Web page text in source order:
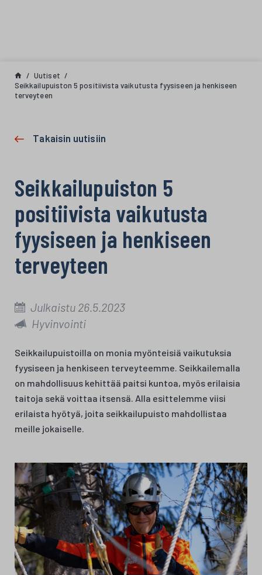
Uutiset
Seikkailupuiston 5 positiivista vaikutusta fyysiseen ja henkiseen
terveyteen
Takaisin uutisiin
Seikkailupuiston 5
positiivista vaikutusta
fyysiseen ja henkiseen
terveyteen
Julkaistu 26.5.2023
Hyvinvointi
Seikkailupuistoilla on monia myönteisiä vaikutuksia
fyysiseen ja henkiseen terveyteemme. Seikkailemalla
on mahdollisuus kehittää paitsi kuntoa, myös erilaisia
taitoja sekä voittaa itsensä. Alla esittelemme viisi
erilaista hyötyä, joita seikkailupuisto mahdollistaa
meille jokaiselle.